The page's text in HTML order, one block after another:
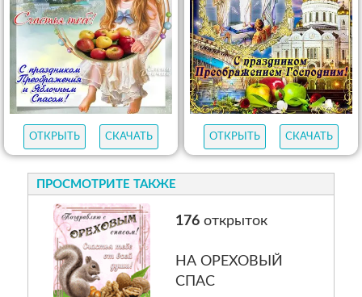
ОТКРЫТЬ СКАЧАТЬ ОТКРЫТЬ СКАЧАТЬ
ПРОСМОТРИТЕ ТАКЖЕ
176открыток
НА ОРЕХОВЫЙ
СПАС